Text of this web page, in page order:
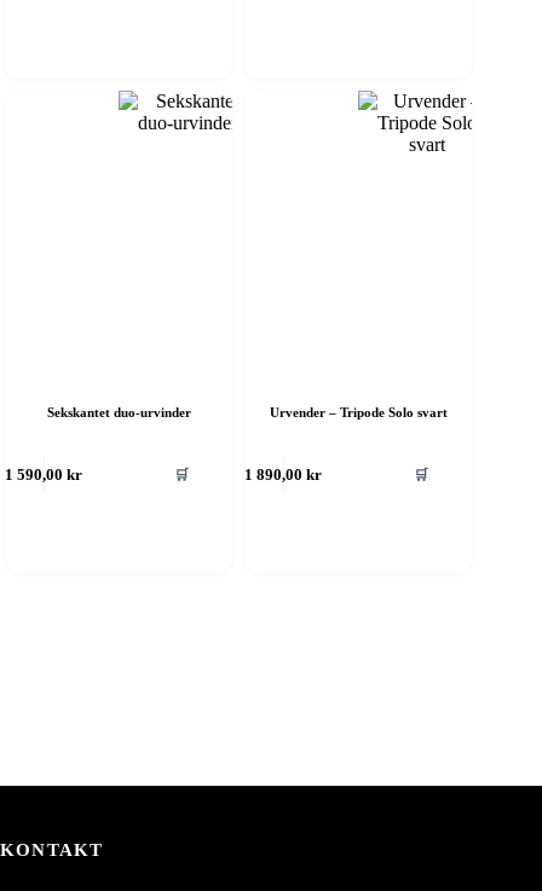
Sekskantet duo-urvinder
1 590,00kr 🛒
Urvender – Tripode Solo svart
1 890,00kr 🛒
KONTAKT